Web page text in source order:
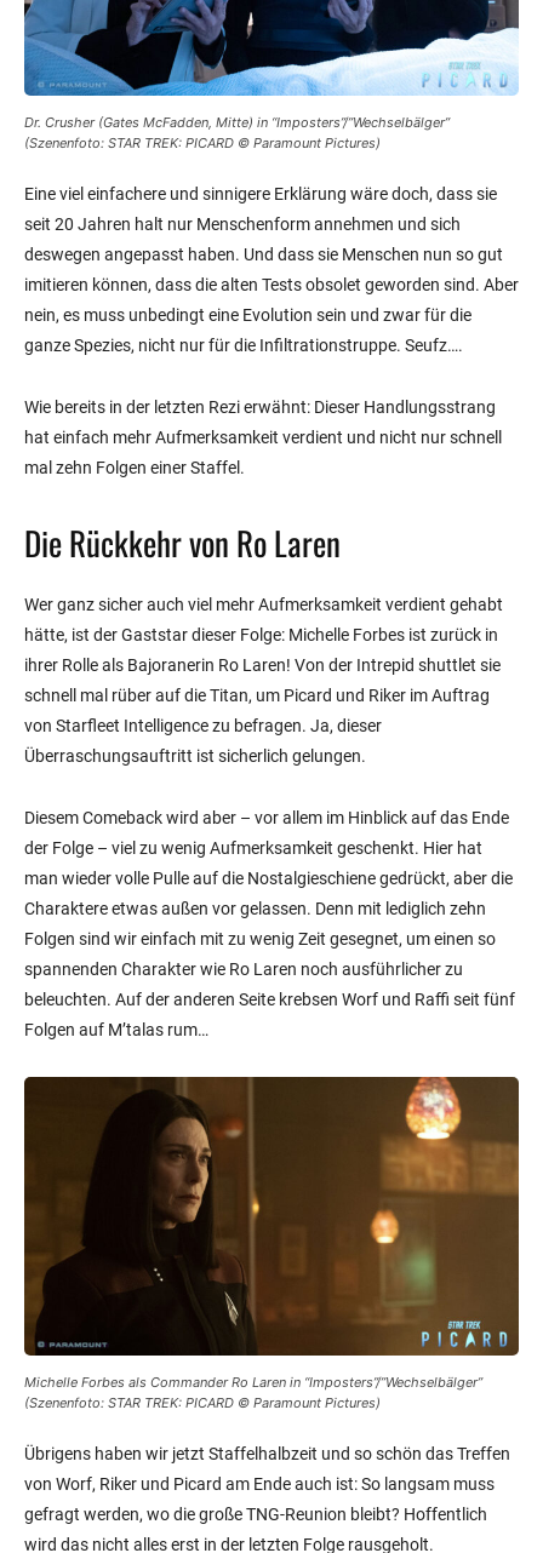
Dr. Crusher (Gates McFadden, Mitte) in “Imposters”/”Wechselbälger”
(Szenenfoto: STAR TREK: PICARD © Paramount Pictures)
Eine viel einfachere und sinnigere Erklärung wäre doch, dass sie
seit 20 Jahren halt nur Menschenform annehmen und sich
deswegen angepasst haben. Und dass sie Menschen nun so gut
imitieren können, dass die alten Tests obsolet geworden sind. Aber
nein, es muss unbedingt eine Evolution sein und zwar für die
ganze Spezies, nicht nur für die Infiltrationstruppe. Seufz….
Wie bereits in der letzten Rezi erwähnt: Dieser Handlungsstrang
hat einfach mehr Aufmerksamkeit verdient und nicht nur schnell
mal zehn Folgen einer Staffel.
Die Rückkehr von Ro Laren
Wer ganz sicher auch viel mehr Aufmerksamkeit verdient gehabt
hätte, ist der Gaststar dieser Folge: Michelle Forbes ist zurück in
ihrer Rolle als Bajoranerin Ro Laren! Von der Intrepid shuttlet sie
schnell mal rüber auf die Titan, um Picard und Riker im Auftrag
von Starfleet Intelligence zu befragen. Ja, dieser
Überraschungsauftritt ist sicherlich gelungen.
Diesem Comeback wird aber – vor allem im Hinblick auf das Ende
der Folge – viel zu wenig Aufmerksamkeit geschenkt. Hier hat
man wieder volle Pulle auf die Nostalgieschiene gedrückt, aber die
Charaktere etwas außen vor gelassen. Denn mit lediglich zehn
Folgen sind wir einfach mit zu wenig Zeit gesegnet, um einen so
spannenden Charakter wie Ro Laren noch ausführlicher zu
beleuchten. Auf der anderen Seite krebsen Worf und Raffi seit fünf
Folgen auf M’talas rum…
Michelle Forbes als Commander Ro Laren in “Imposters”/”Wechselbälger”
(Szenenfoto: STAR TREK: PICARD © Paramount Pictures)
Übrigens haben wir jetzt Staffelhalbzeit und so schön das Treffen
von Worf, Riker und Picard am Ende auch ist: So langsam muss
gefragt werden, wo die große TNG-Reunion bleibt? Hoffentlich
wird das nicht alles erst in der letzten Folge rausgeholt.